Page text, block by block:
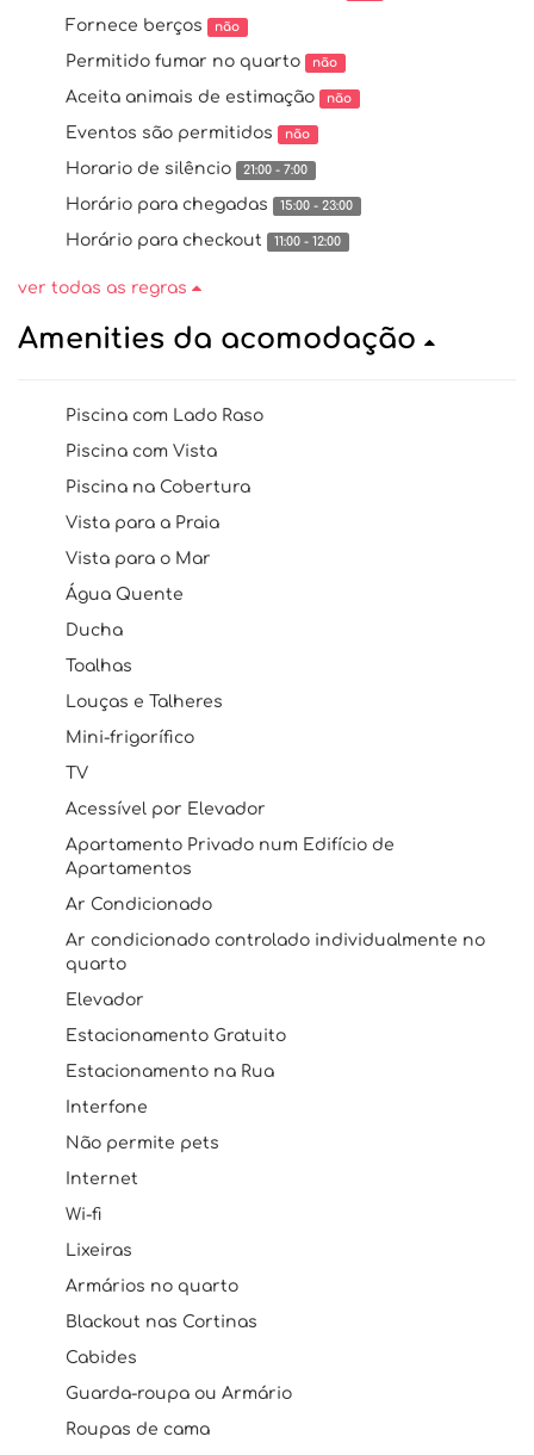
Fornece berços não
Permitido fumar no quarto não
Aceita animais de estimação não
Eventos são permitidos não
Horario de silêncio 21:00 - 7:00
Horário para chegadas 15:00 - 23:00
Horário para checkout 11:00 - 12:00
ver todas as regras
Amenities da acomodação
Piscina com Lado Raso
Piscina com Vista
Piscina na Cobertura
Vista para a Praia
Vista para o Mar
Água Quente
Ducha
Toalhas
Louças e Talheres
Mini-frigorífico
TV
Acessível por Elevador
Apartamento Privado num Edifício de
Apartamentos
Ar Condicionado
Ar condicionado controlado individualmente no
quarto
Elevador
Estacionamento Gratuito
Estacionamento na Rua
Interfone
Não permite pets
Internet
Wi-fi
Lixeiras
Armários no quarto
Blackout nas Cortinas
Cabides
Guarda-roupa ou Armário
Roupas de cama